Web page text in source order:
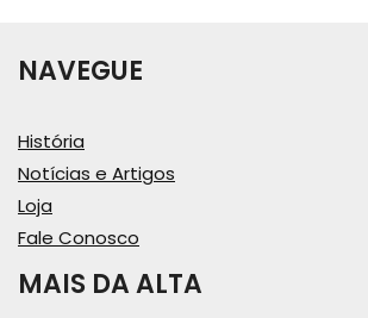
NAVEGUE
História
Notícias e Artigos
Loja
Fale Conosco
MAIS DA ALTA